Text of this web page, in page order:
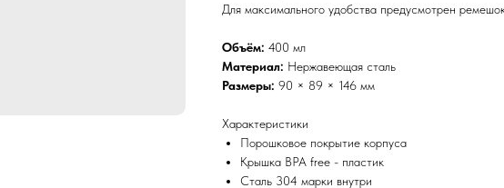
Для максимального удобства предусмотрен ремешок.
Объём: 400 мл
Материал: Нержавеющая сталь
Размеры: 90 × 89 × 146 мм
Характеристики
Порошковое покрытие корпуса
Крышка BPA free - пластик
Сталь 304 марки внутри